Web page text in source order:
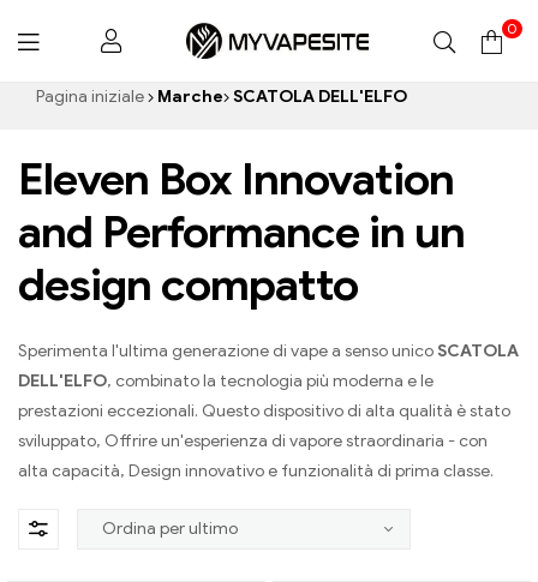
Myvapesite.de
0
Pagina iniziale Marche SCATOLA DELL'ELFO
Eleven Box Innovation
and Performance in un
design compatto
Sperimenta l'ultima generazione di vape a senso unicoSCATOLA
DELL'ELFO, combinato la tecnologia più moderna e le
prestazioni eccezionali. Questo dispositivo di alta qualità è stato
sviluppato, Offrire un'esperienza di vapore straordinaria - con
alta capacità, Design innovativo e funzionalità di prima classe.